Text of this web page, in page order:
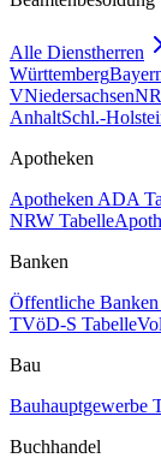
Alle Dienstherren
Württemberg
VNiedersachsen
AnhaltSchl.-
Apotheken
Apotheken ADA
NRW Tabelle
Banken
Öffentliche
TVöD-S Tabelle
Bau
Bauhauptgewerbe
Buchhandel